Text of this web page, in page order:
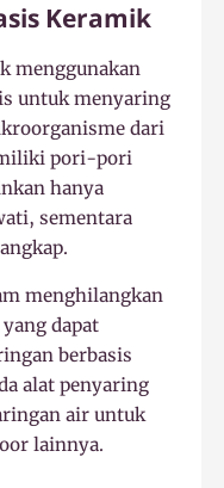
Keramik
menggunakan
untuk menyaring
dari
pori-pori
hanya
sementara
menghilangkan
dapat
berbasis
alat penyaring
air untuk
lainnya.